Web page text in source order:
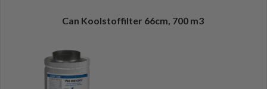
Can Koolstoffilter 66cm, 700 m3